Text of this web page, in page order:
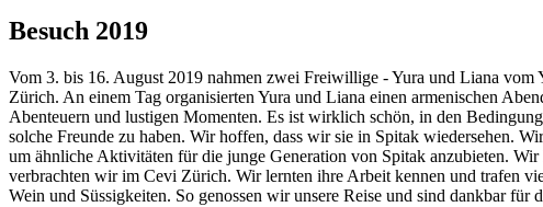
Besuch 2019
Vom 3. bis 16. August 2019 nahmen zwei Freiwillige - Yura und Liana
Zürich. An einem Tag organisierten Yura und Liana einen armenischen
Abenteuern und lustigen Momenten. Es ist wirklich schön, in den
solche Freunde zu haben. Wir hoffen, dass wir sie in Spitak wiedersehen.
um ähnliche Aktivitäten für die junge Generation von Spitak anzubieten.
verbrachten wir im Cevi Zürich. Wir lernten ihre Arbeit kennen und trafen
Wein und Süssigkeiten. So genossen wir unsere Reise und sind dankbar für